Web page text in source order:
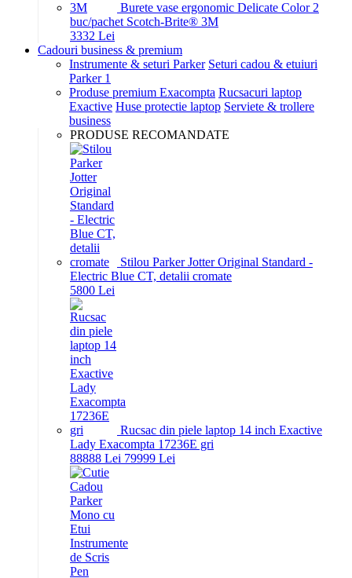
Burete vase ergonomic Delicate Color 2
buc/pachet Scotch-Brite® 3M
3332 Lei
Cadouri business & premium
Instrumente & seturi Parker Seturi cadou & etuiuri
Parker 1
Produse premium Exacompta Rucsacuri laptop
Exactive Huse protectie laptop Serviete & trollere
business
PRODUSE RECOMANDATE
Stilou Parker Jotter Original Standard -
Electric Blue CT, detalii cromate
5800 Lei
Rucsac din piele laptop 14 inch Exactive
Lady Exacompta 17236E gri
88888 Lei 79999 Lei